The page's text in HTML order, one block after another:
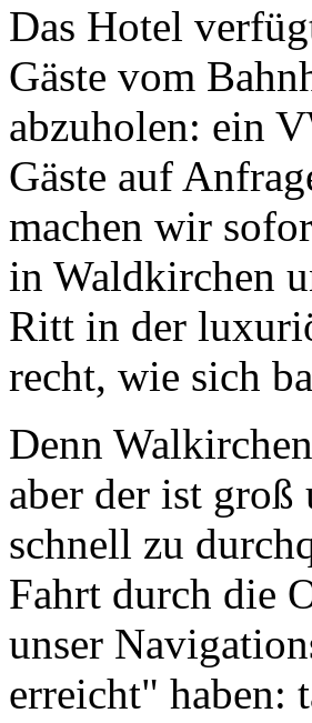
Das Hotel
Gäste vom
abzuholen: ein
Gäste auf
machen wir
in Waldkirchen
Ritt in der
recht, wie sich
Denn
aber der ist
schnell zu
Fahrt durch die
unser
erreicht" haben: